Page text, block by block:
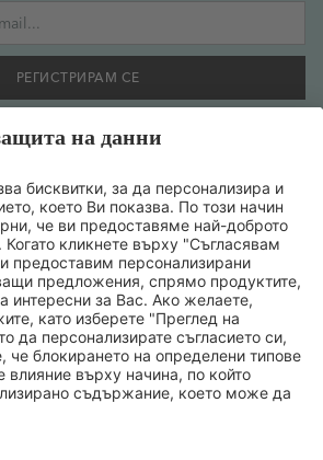
РЕГИСТРИРАМ СЕ
мен информация да се обработва